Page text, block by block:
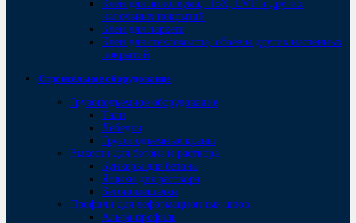
Клеи для линолеума, ПВХ, LVT и других
напольных покрытий
Клеи для паркета
Клеи для стеклохолста, обоев и других настенных
покрытий
Строительное оборудование
Грузоподъемное оборудование
Тали
Лебедки
Грузоподъемные краны
Емкости для бетона и раствора
Бункеры для бетона
Ящики для раствора
Бетономешалки
Профили для деформационных швов
Альфа профиль